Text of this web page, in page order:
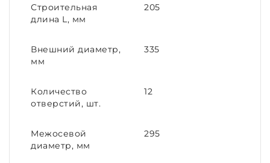
Строительная
длина L, мм
205
Внешний диаметр,
мм
335
Количество
отверстий, шт.
12
Межосевой
диаметр, мм
295